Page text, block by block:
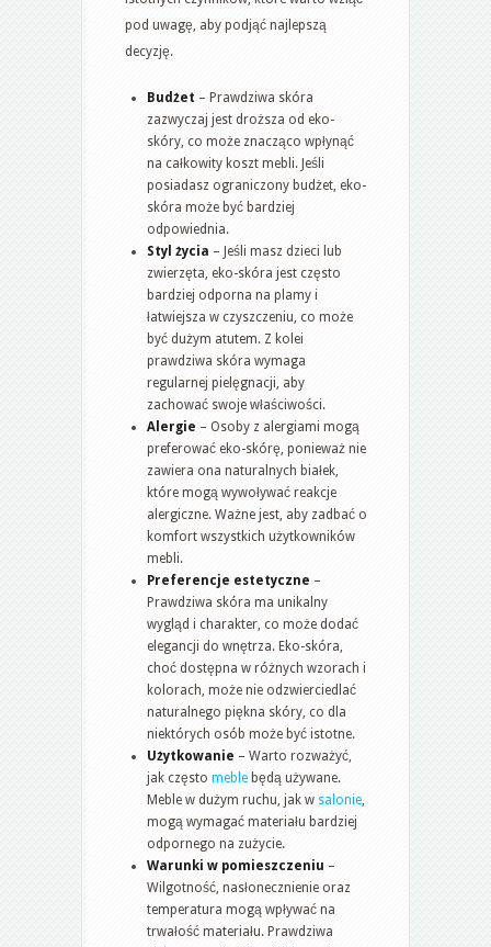
pod uwagę, aby podjąć najlepszą
decyzję.
Budżet – Prawdziwa skóra
zazwyczaj jest droższa od eko-
skóry, co może znacząco wpłynąć
na całkowity koszt mebli. Jeśli
posiadasz ograniczony budżet, eko-
skóra może być bardziej
odpowiednia.
Styl życia – Jeśli masz dzieci lub
zwierzęta, eko-skóra jest często
bardziej odporna na plamy i
łatwiejsza w czyszczeniu, co może
być dużym atutem. Z kolei
prawdziwa skóra wymaga
regularnej pielęgnacji, aby
zachować swoje właściwości.
Alergie – Osoby z alergiami mogą
preferować eko-skórę, ponieważ nie
zawiera ona naturalnych białek,
które mogą wywoływać reakcje
alergiczne. Ważne jest, aby zadbać o
komfort wszystkich użytkowników
mebli.
Preferencje estetyczne –
Prawdziwa skóra ma unikalny
wygląd i charakter, co może dodać
elegancji do wnętrza. Eko-skóra,
choć dostępna w różnych wzorach i
kolorach, może nie odzwierciedlać
naturalnego piękna skóry, co dla
niektórych osób może być istotne.
Użytkowanie – Warto rozważyć,
jak często meble będą używane.
Meble w dużym ruchu, jak w salonie,
mogą wymagać materiału bardziej
odpornego na zużycie.
Warunki w pomieszczeniu –
Wilgotność, nasłonecznienie oraz
temperatura mogą wpływać na
trwałość materiału. Prawdziwa